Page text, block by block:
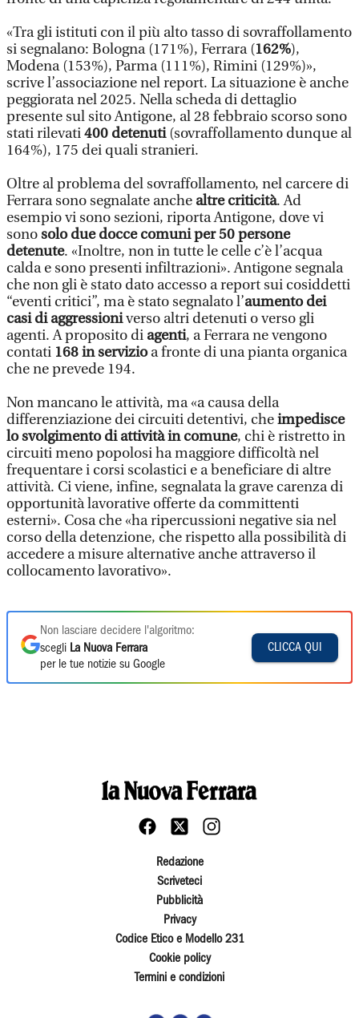
«Tra gli istituti con il più alto tasso di sovraffollamento
si segnalano: Bologna (171%), Ferrara (162%),
Modena (153%), Parma (111%), Rimini (129%)»,
scrive l’associazione nel report. La situazione è anche
peggiorata nel 2025. Nella scheda di dettaglio
presente sul sito Antigone, al 28 febbraio scorso sono
stati rilevati400 detenuti(sovraffollamento dunque al
164%), 175 dei quali stranieri.
Oltre al problema del sovraffollamento, nel carcere di
Ferrara sono segnalate anche altre criticità. Ad
esempio vi sono sezioni, riporta Antigone, dove vi
sonosolo due docce comuni per 50 persone
detenute. «Inoltre, non in tutte le celle c’è l’acqua
calda e sono presenti infiltrazioni». Antigone segnala
che non gli è stato dato accesso a report sui cosiddetti
“eventi critici”, ma è stato segnalato l’aumento dei
casi di aggressioniverso altri detenuti o verso gli
agenti. A proposito di agenti, a Ferrara ne vengono
contati 168 in servizioa fronte di una pianta organica
che ne prevede 194.
Non mancano le attività, ma «a causa della
differenziazione dei circuiti detentivi, cheimpedisce
lo svolgimento di attività in comune, chi è ristretto in
circuiti meno popolosi ha maggiore difficoltà nel
frequentare i corsi scolastici e a beneficiare di altre
attività. Ci viene, infine, segnalata la grave carenza di
opportunità lavorative offerte da committenti
esterni». Cosa che «ha ripercussioni negative sia nel
corso della detenzione, che rispetto alla possibilità di
accedere a misure alternative anche attraverso il
collocamento lavorativo».
Non lasciare decidere l'algoritmo:
scegli La Nuova Ferrara
per le tue notizie su Google
CLICCA QUI
Redazione
Scriveteci
Pubblicità
Privacy
Codice Etico e Modello 231
Cookie policy
Termini e condizioni